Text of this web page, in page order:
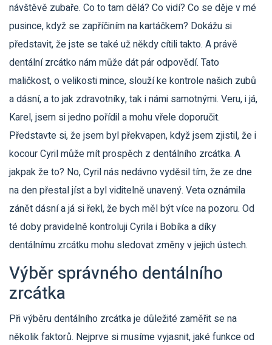
návštěvě zubaře. Co to tam dělá? Co vidí? Co se děje v mé
pusince, když se zapříčiním na kartáčkem? Dokážu si
představit, že jste se také už někdy cítili takto. A právě
dentální zrcátko nám může dát pár odpovědí. Tato
maličkost, o velikosti mince, slouží ke kontrole našich zubů
a dásní, a to jak zdravotníky, tak i námi samotnými. Veru, i já,
Karel, jsem si jedno pořídil a mohu vřele doporučit.
Představte si, že jsem byl překvapen, když jsem zjistil, že i
kocour Cyril může mít prospěch z dentálního zrcátka. A
jakpak že to? No, Cyril nás nedávno vyděsil tím, že ze dne
na den přestal jíst a byl viditelně unavený. Veta oznámila
zánět dásní a já si řekl, že bych měl být více na pozoru. Od
té doby pravidelně kontroluji Cyrila i Bobíka a díky
dentálnímu zrcátku mohu sledovat změny v jejich ústech.
Výběr správného dentálního
zrcátka
Při výběru dentálního zrcátka je důležité zaměřit se na
několik faktorů. Nejprve si musíme vyjasnit, jaké funkce od